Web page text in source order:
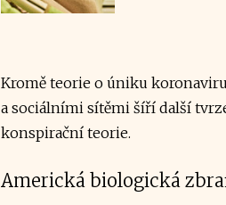
Kromě teorie o úniku
a sociálními sítěmi šíří další
konspirační teorie.
Americká biologická